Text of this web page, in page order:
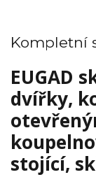
Kompletní
EUGAD
dvířky,
stojící,